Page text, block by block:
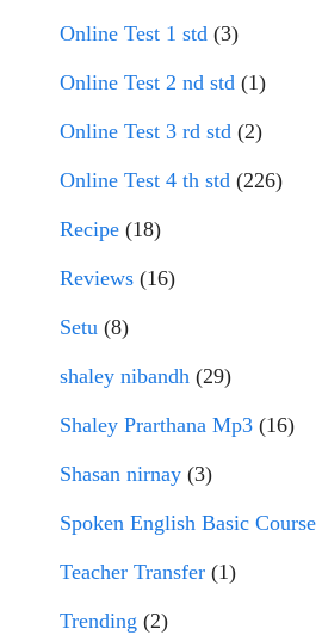
Online Test 1 std (3)
Online Test 2 nd std (1)
Online Test 3 rd std (2)
Online Test 4 th std (226)
Recipe (18)
Reviews (16)
Setu (8)
shaley nibandh (29)
Shaley Prarthana Mp3 (16)
Shasan nirnay (3)
Spoken English Basic Course
Teacher Transfer (1)
Trending (2)